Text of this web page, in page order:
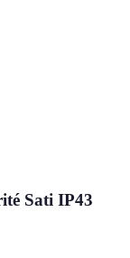
Sati IP43